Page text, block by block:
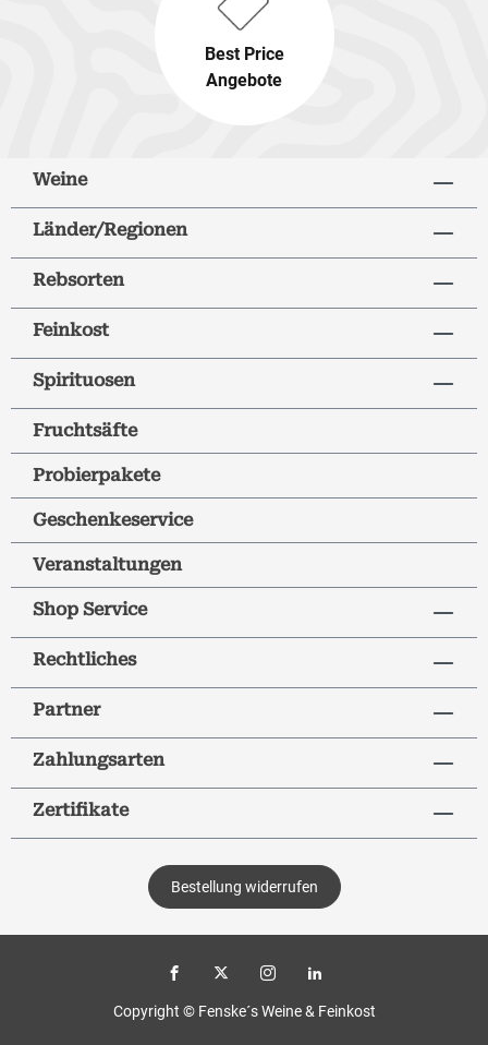
Best Price
Angebote
Weine
Länder/Regionen
Rebsorten
Feinkost
Spirituosen
Fruchtsäfte
Probierpakete
Geschenkeservice
Veranstaltungen
Shop Service
Rechtliches
Partner
Zahlungsarten
Zertifikate
Bestellung widerrufen
Copyright © Fenske´s Weine & Feinkost